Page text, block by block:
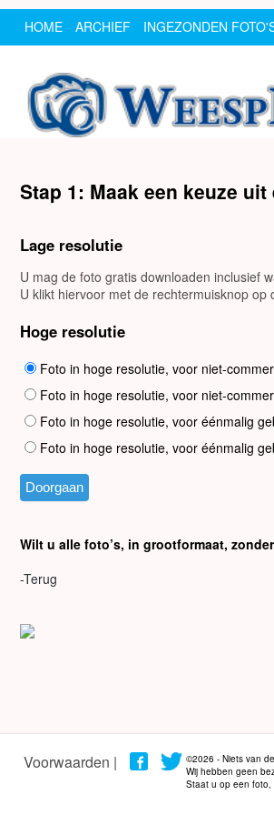
HOME ARCHIEF INGEZONDEN
Stap 1: Maak een keuze
Lage resolutie
U mag de foto gratis downloaden inclusief
U klikt hiervoor met de rechtermuisknop
Hoge resolutie
Foto in hoge resolutie, voor niet-
Foto in hoge resolutie, voor niet-
Foto in hoge resolutie, voor éénmalig
Foto in hoge resolutie, voor éénmalig
Wilt u alle foto’s, in grootformaat,
-Terug
Voorwaarden |
©2026 - Niets van
Wij hebben geen
Staat u op een foto,